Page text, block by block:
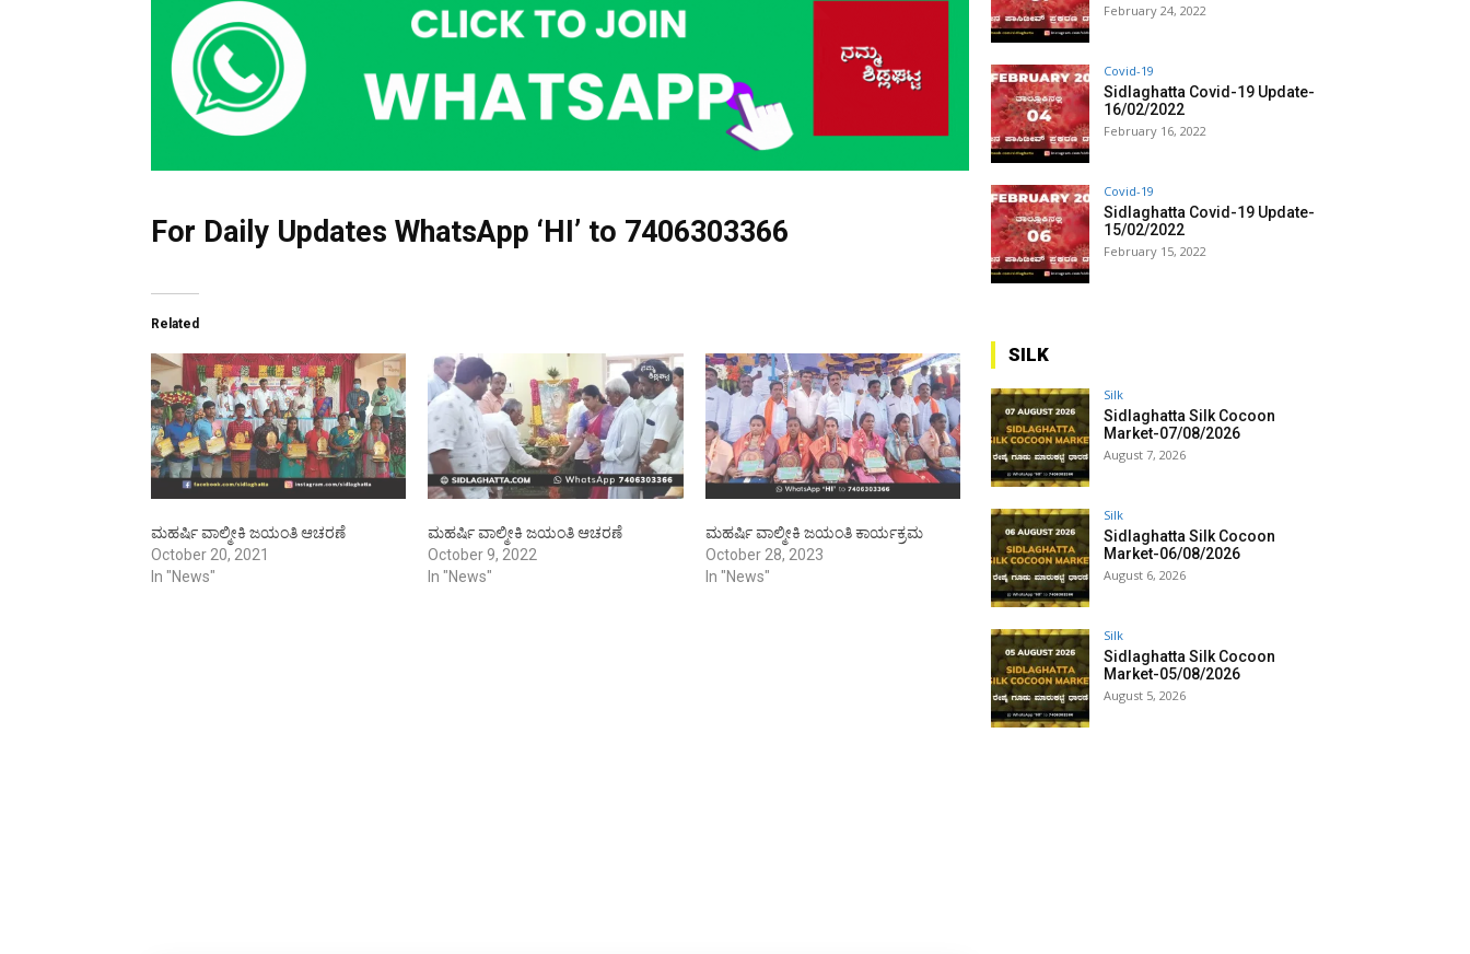
For Daily Updates WhatsApp ‘HI’ to 7406303366
Related
ಮಹರ್ಷಿ ವಾಲ್ಮೀಕಿ ಜಯಂತಿ ಆಚರಣೆ
October 20, 2021
In "News"
ಮಹರ್ಷಿ ವಾಲ್ಮೀಕಿ ಜಯಂತಿ ಆಚರಣೆ
October 9, 2022
In "News"
ಮಹರ್ಷಿ ವಾಲ್ಮೀಕಿ ಜಯಂತಿ ಕಾರ್ಯಕ್ರಮ
October 28, 2023
In "News"
February 24, 2022
Covid-19
Sidlaghatta Covid-19 Update-
16/02/2022
February 16, 2022
Covid-19
Sidlaghatta Covid-19 Update-
15/02/2022
February 15, 2022
SILK
Silk
Sidlaghatta Silk Cocoon
Market-07/08/2026
August 7, 2026
Silk
Sidlaghatta Silk Cocoon
Market-06/08/2026
August 6, 2026
Silk
Sidlaghatta Silk Cocoon
Market-05/08/2026
August 5, 2026